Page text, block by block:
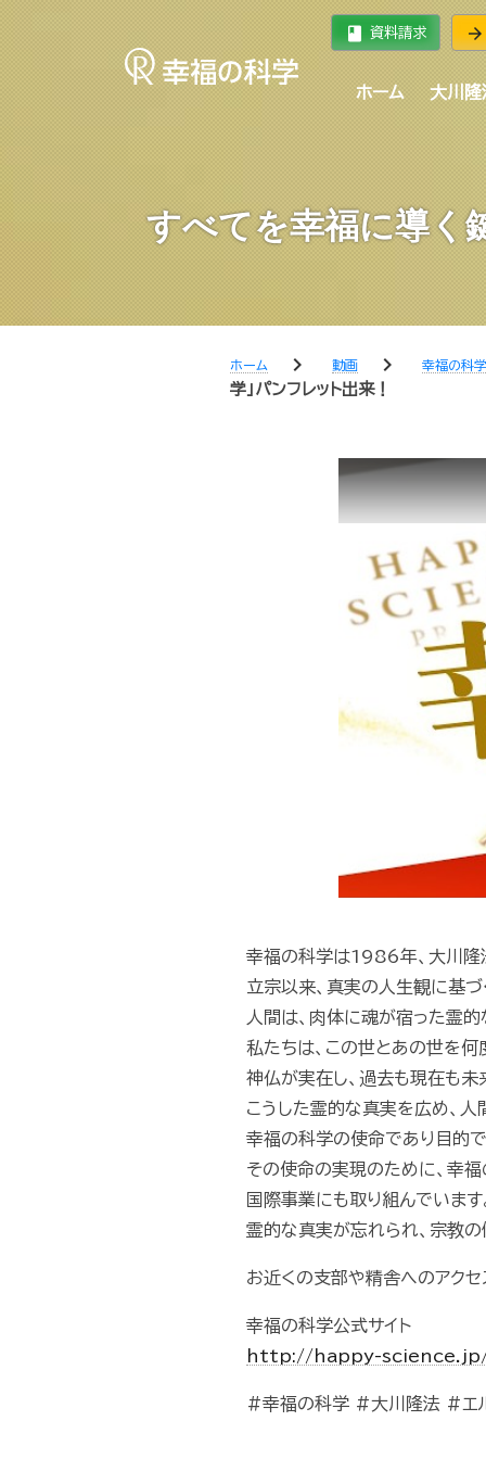
book 資料請求 arrow_forward
ホーム 大川隆
すべてを幸福に導く
ホーム chevron_right 動画 chevron_right 幸福の科
学」パンフレット出来！
幸福の科学は1986年、大川隆
立宗以来、真実の人生観に基づ
人間は、肉体に魂が宿った霊
私たちは、この世とあの世を
神仏が実在し、過去も現在も未
こうした霊的な真実を広め、
幸福の科学の使命であり目的で
その使命の実現のために、幸
国際事業にも取り組んでいます
霊的な真実が忘れられ、宗教
お近くの支部や精舎へのアクセ
幸福の科学公式サイト
http://happy-
#幸福の科学 #大川隆法 #エ